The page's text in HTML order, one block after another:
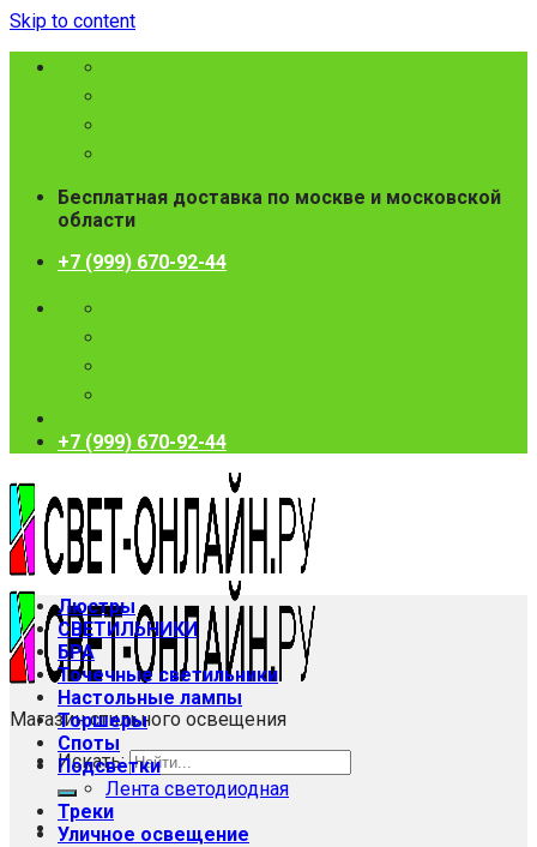
Skip to content
Бесплатная доставка по москве и московской
области
+7 (999) 670-92-44
+7 (999) 670-92-44
Магазин стильного освещения
Искать:
Люстры
СВЕТИЛЬНИКИ
БРА
Точечные светильники
Настольные лампы
Торшеры
Споты
Подсветки
Лента светодиодная
Треки
Уличное освещение